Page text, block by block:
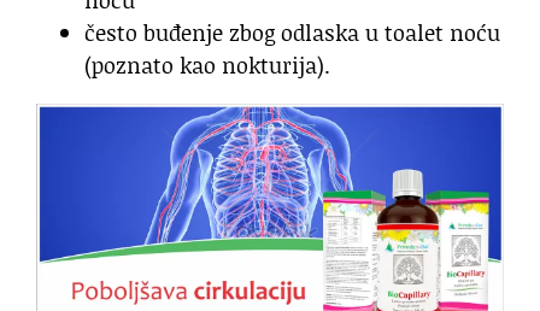
često buđenje zbog odlaska u toalet noću
(poznato kao nokturija).